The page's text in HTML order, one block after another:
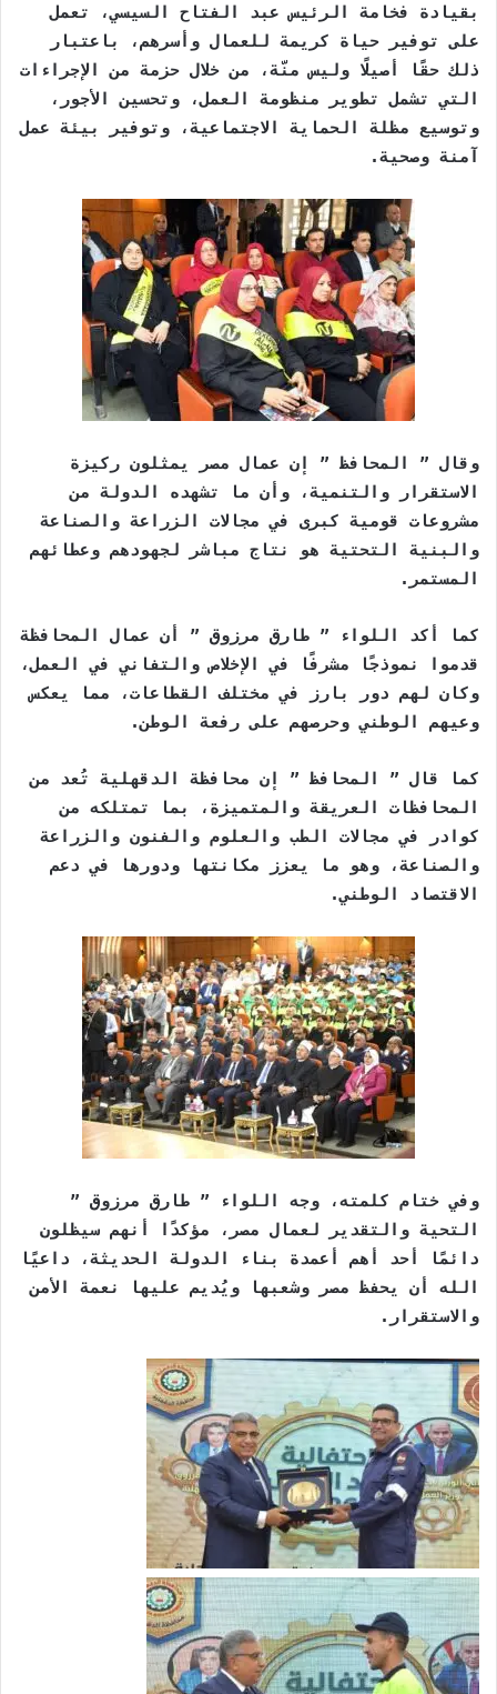
بقيادة فخامة الرئيس عبد الفتاح السيسي، تعمل
على توفير حياة كريمة للعمال وأسرهم، باعتبار
ذلك حقًا أصيلًا وليس منّة، من خلال حزمة من الإجراءات
التي تشمل تطوير منظومة العمل، وتحسين الأجور،
وتوسيع مظلة الحماية الاجتماعية، وتوفير بيئة عمل
آمنة وصحية.
وقال ” المحافظ ” إن عمال مصر يمثلون ركيزة
الاستقرار والتنمية، وأن ما تشهده الدولة من
مشروعات قومية كبرى في مجالات الزراعة والصناعة
والبنية التحتية هو نتاج مباشر لجهودهم وعطائهم
المستمر.
كما أكد اللواء ” طارق مرزوق ” أن عمال المحافظة
قدموا نموذجًا مشرفًا في الإخلاص والتفاني في العمل،
وكان لهم دور بارز في مختلف القطاعات، مما يعكس
وعيهم الوطني وحرصهم على رفعة الوطن.
كما قال ” المحافظ ” إن محافظة الدقهلية تُعد من
المحافظات العريقة والمتميزة، بما تمتلكه من
كوادر في مجالات الطب والعلوم والفنون والزراعة
والصناعة، وهو ما يعزز مكانتها ودورها في دعم
الاقتصاد الوطني.
وفي ختام كلمته، وجه اللواء ” طارق مرزوق ”
التحية والتقدير لعمال مصر، مؤكدًا أنهم سيظلون
دائمًا أحد أهم أعمدة بناء الدولة الحديثة، داعيًا
الله أن يحفظ مصر وشعبها ويُديم عليها نعمة الأمن
والاستقرار.